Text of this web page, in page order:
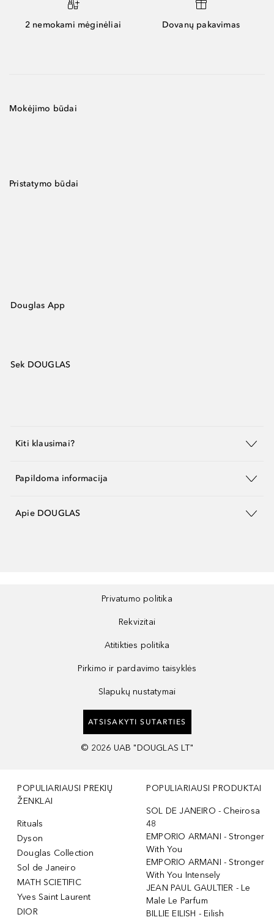
2 nemokami mėginėliai Dovanų pakavimas
Mokėjimo būdai
Pristatymo būdai
Douglas App
Sek DOUGLAS
Kiti klausimai?
Papildoma informacija
Apie DOUGLAS
Privatumo politika
Rekvizitai
Atitikties politika
Pirkimo ir pardavimo taisyklės
Slapukų nustatymai
ATSISAKYTI SUTARTIES
© 2026 UAB "DOUGLAS LT"
POPULIARIAUSI PREKIŲ
ŽENKLAI
Rituals
Dyson
Douglas Collection
Sol de Janeiro
MATH SCIETIFIC
Yves Saint Laurent
DIOR
POPULIARIAUSI PRODUKTAI
SOL DE JANEIRO - Cheirosa
48
EMPORIO ARMANI - Stronger
With You
EMPORIO ARMANI - Stronger
With You Intensely
JEAN PAUL GAULTIER - Le
Male Le Parfum
BILLIE EILISH - Eilish